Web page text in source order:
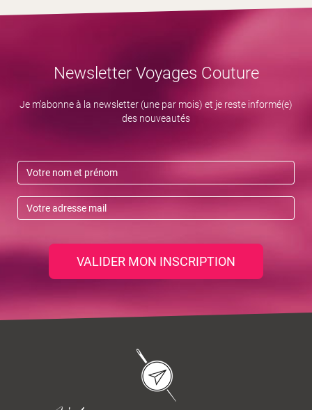
Newsletter Voyages Couture
Je m’abonne à la newsletter (une par mois) et je reste informé(e)
des nouveautés
VALIDER MON INSCRIPTION